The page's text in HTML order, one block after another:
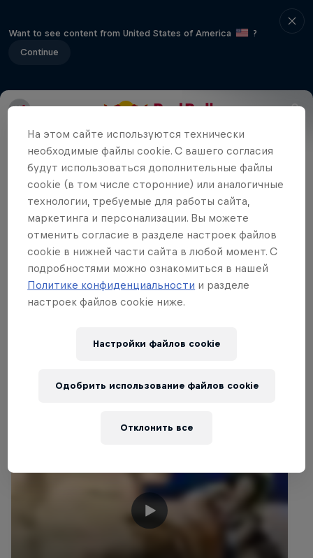
Want to see content from United States of America
?
Continue
Red Bull Soap Box Race
Red Bull Soapbox Race в социальных
сетях
Похожие видео
На этом сайте иcпользуются технически
необходимые файлы cookie. С вашего согласия
будут использоваться дополнительные файлы
cookie (в том числе сторонние) или аналогичные
технологии, требуемые для работы сайта,
маркетинга и персонализации. Вы можете
отменить согласие в разделе настроек файлов
cookie в нижней части сайта в любой момент. С
подробностями можно ознакомиться в нашей
Политике конфиденциальности и разделе
настроек файлов cookie ниже.
Настройки файлов cookie
Отклонить все
Одобрить использование файлов cookie